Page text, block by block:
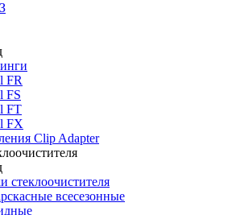
FR
FS
FT
FX
Clip Adapter
стеклоочистителя
всесезонные